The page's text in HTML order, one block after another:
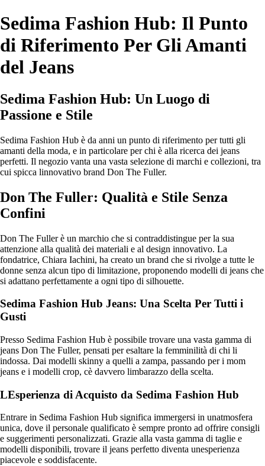
Sedima Fashion Hub: Il Punto
di Riferimento Per Gli Amanti
del Jeans
Sedima Fashion Hub: Un Luogo di
Passione e Stile
Sedima Fashion Hub è da anni un punto di riferimento per tutti gli
amanti della moda, e in particolare per chi è alla ricerca dei jeans
perfetti. Il negozio vanta una vasta selezione di marchi e collezioni, tra
cui spicca linnovativo brand Don The Fuller.
Don The Fuller: Qualità e Stile Senza
Confini
Don The Fuller è un marchio che si contraddistingue per la sua
attenzione alla qualità dei materiali e al design innovativo. La
fondatrice, Chiara Iachini, ha creato un brand che si rivolge a tutte le
donne senza alcun tipo di limitazione, proponendo modelli di jeans che
si adattano perfettamente a ogni tipo di silhouette.
Sedima Fashion Hub Jeans: Una Scelta Per Tutti i
Gusti
Presso Sedima Fashion Hub è possibile trovare una vasta gamma di
jeans Don The Fuller, pensati per esaltare la femminilità di chi li
indossa. Dai modelli skinny a quelli a zampa, passando per i mom
jeans e i modelli crop, cè davvero limbarazzo della scelta.
LEsperienza di Acquisto da Sedima Fashion Hub
Entrare in Sedima Fashion Hub significa immergersi in unatmosfera
unica, dove il personale qualificato è sempre pronto ad offrire consigli
e suggerimenti personalizzati. Grazie alla vasta gamma di taglie e
modelli disponibili, trovare il jeans perfetto diventa unesperienza
piacevole e soddisfacente.